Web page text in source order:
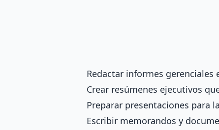
Redactar informes
Crear resúmenes ejecutivos
Preparar presentaciones para
Escribir memorandos y